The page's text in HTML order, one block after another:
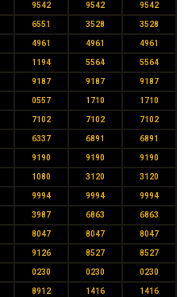
9542 9542 9542
6551 3528 3528
4961 4961 4961
1194 5564 5564
9187 9187 9187
0557 1710 1710
7102 7102 7102
6337 6891 6891
9190 9190 9190
1080 3120 3120
9994 9994 9994
3987 6863 6863
8047 8047 8047
9126 8527 8527
0230 0230 0230
8912 1416 1416